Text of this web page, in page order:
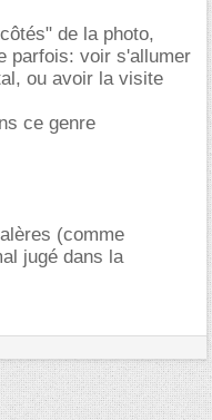
de la photo,
parfois: voir s'allumer
ou avoir la visite
ce genre
(comme
jugé dans la